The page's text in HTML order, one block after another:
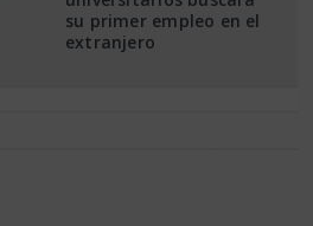
su primer empleo en el
extranjero